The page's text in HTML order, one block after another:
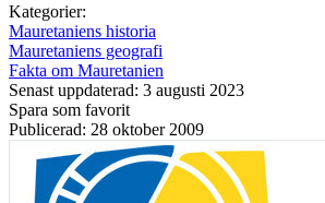
Kategorier:
Mauretaniens historia
Mauretaniens geografi
Fakta om Mauretanien
Senast uppdaterad: 3 augusti 2023
Spara som favorit
Publicerad: 28 oktober 2009